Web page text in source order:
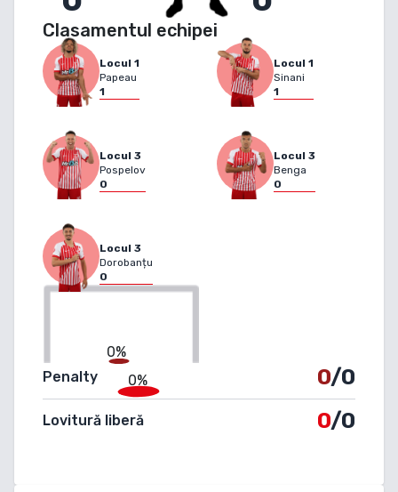
Clasamentul echipei
Locul 1
Papeau
1
Locul 1
Sinani
1
Locul 3
Pospelov
0
Locul 3
Benga
0
Locul 3
Dorobanțu
0
0%
0%
Penalty 0/0
Lovitură liberă 0/0